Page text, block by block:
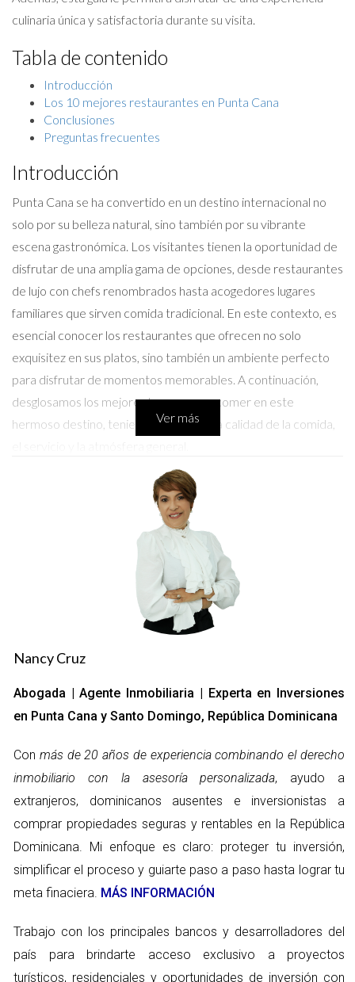
culinaria única y satisfactoria durante su visita.
Tabla de contenido
Introducción
Los 10 mejores restaurantes en Punta Cana
Conclusiones
Preguntas frecuentes
Introducción
Punta Cana se ha convertido en un destino internacional no
solo por su belleza natural, sino también por su vibrante
escena gastronómica. Los visitantes tienen la oportunidad de
disfrutar de una amplia gama de opciones, desde restaurantes
de lujo con chefs renombrados hasta acogedores lugares
familiares que sirven comida tradicional. En este contexto, es
esencial conocer los restaurantes que ofrecen no solo
exquisitez en sus platos, sino también un ambiente perfecto
para disfrutar de momentos memorables. A continuación,
desglosamos los mejores lugares para comer en este
hermoso destino, teniendo en cuenta la calidad de la comida,
Los 10 mejores restaurantes en Punta
Ubicado en el pintoresco puerto deportivo de Puntacana
Resort & Club, La Yola es famoso por su menú de mariscos
frescos y su encantadora vista al mar. Los platos se preparan
con ingredientes locales y sostenibles, ofreciendo una
experiencia culinaria auténtica. La especialidad aquí son los
exóticas que reflejan la diversidad gastronómica de la región.
Este restaurante italiano destaca por su ambiente acogedor y
su amplia variedad de pastas y pizzas hechas a mano. Il
Carretto se ha ganado la reputación de ser uno de los mejores
lugares para disfrutar de la gastronomía italiana en la isla, con
opciones que van desde clásicos como la lasaña hasta
innovadoras creaciones del chef. Su atención al detalle y la
calidad de los ingredientes hacen que cada visita sea
3. Bamboo
Ver más
Nancy Cruz
Abogada | Agente Inmobiliaria | Experta en Inversiones
en Punta Cana y Santo Domingo, República Dominicana
Con más de 20 años de experiencia combinando el derecho
inmobiliario con la asesoría personalizada, ayudo a
extranjeros, dominicanos ausentes e inversionistas a
comprar propiedades seguras y rentables en la República
Dominicana. Mi enfoque es claro: proteger tu inversión,
simplificar el proceso y guiarte paso a paso hasta lograr tu
meta finaciera. MÁS INFORMACIÓN
Trabajo con los principales bancos y desarrolladores del
país para brindarte acceso exclusivo a proyectos
turísticos, residenciales y oportunidades de inversión con